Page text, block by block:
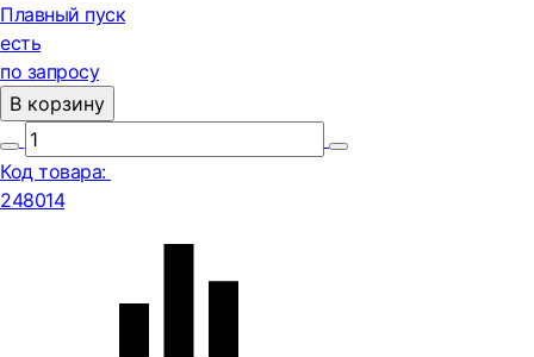
Плавный пуск
есть
по запросу
В корзину
Код товара:
248014